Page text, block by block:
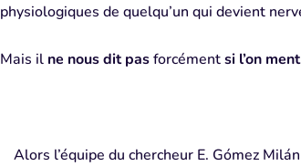
physiologiques de quelqu’un qui devient
Mais il ne nous dit pasforcémentsi l’on ment
Alors l’équipe du chercheur E. Gómez